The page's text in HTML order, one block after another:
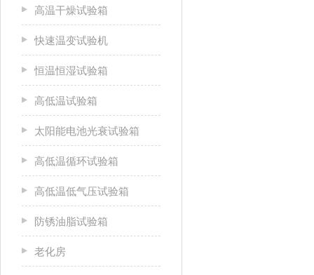
高温干燥试验箱
快速温变试验机
恒温恒湿试验箱
高低温试验箱
太阳能电池光衰试验箱
高低温循环试验箱
高低温低气压试验箱
防锈油脂试验箱
老化房